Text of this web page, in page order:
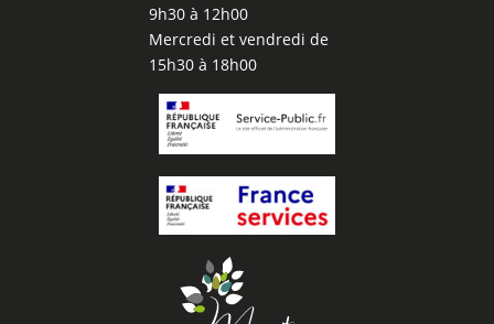
9h30 à 12h00
Mercredi et vendredi de
15h30 à 18h00